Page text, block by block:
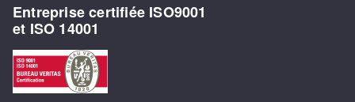
Entreprise certifiée ISO9001
et ISO 14001